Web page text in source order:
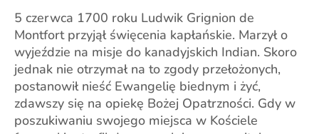
5 czerwca 1700 roku Ludwik Grignion de
Montfort przyjął święcenia kapłańskie. Marzył o
wyjeździe na misje do kanadyjskich Indian. Skoro
jednak nie otrzymał na to zgody przełożonych,
postanowił nieść Ewangelię biednym i żyć,
zdawszy się na opiekę Bożej Opatrzności. Gdy w
poszukiwaniu swojego miejsca w Kościele